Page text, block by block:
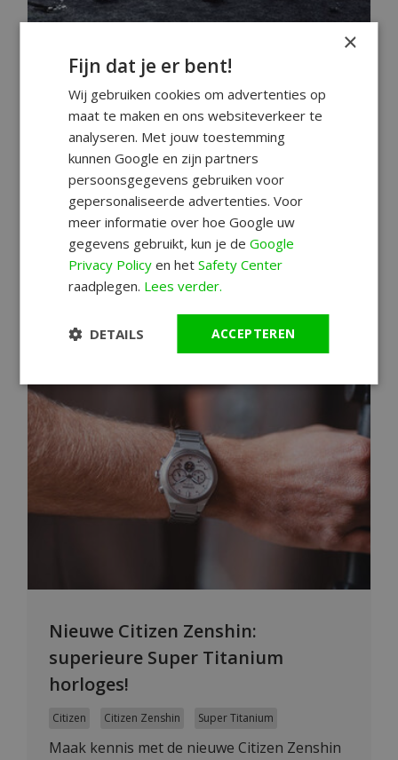
Citizen Super Titanium™ voor het
eerst gebruikt bij commerciële
maanlanding
Citizen Super Titanium Super Titanium
CITIZEN's Super Titanium™ maakt zijn
debuut in de ruimte, toegepast in de eerste
commerciële maanlanding met de Japanse
maanlander RESILIENCE en rover van ispace.
Lees meer
Nieuwe Citizen Zenshin:
superieure Super Titanium
horloges!
Citizen Citizen Zenshin Super Titanium
Maak kennis met de nieuwe Citizen Zenshin
×
Fijn dat je er bent!
Wij gebruiken cookies om advertenties op
maat te maken en ons websiteverkeer te
analyseren. Met jouw toestemming
kunnen Google en zijn partners
persoonsgegevens gebruiken voor
gepersonaliseerde advertenties. Voor
meer informatie over hoe Google uw
gegevens gebruikt, kun je deGoogle
Privacy Policy en hetSafety Center
raadplegen. Lees verder.
ACCEPTEREN
DETAILS